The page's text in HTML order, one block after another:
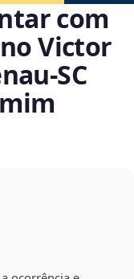
com
Victor